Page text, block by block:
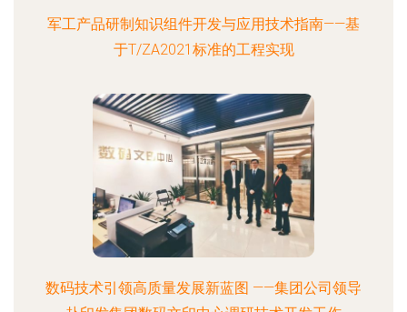
军工产品研制知识组件开发与应用技术指南——基
于T/ZA2021标准的工程实现
数码技术引领高质量发展新蓝图 ——集团公司领导